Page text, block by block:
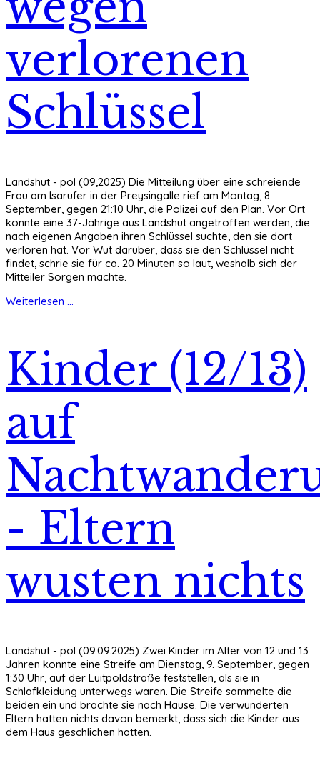
verlorenen
Schlüssel
Landshut - pol (09,2025) Die Mitteilung über eine schreiende
Frau am Isarufer in der Preysingalle rief am Montag, 8.
September, gegen 21:10 Uhr, die Polizei auf den Plan. Vor Ort
konnte eine 37-Jährige aus Landshut angetroffen werden, die
nach eigenen Angaben ihren Schlüssel suchte, den sie dort
verloren hat. Vor Wut darüber, dass sie den Schlüssel nicht
findet, schrie sie für ca. 20 Minuten so laut, weshalb sich der
Mitteiler Sorgen machte.
Weiterlesen ...
Kinder (12/13)
auf
- Eltern
wusten nichts
Landshut - pol (09.09.2025) Zwei Kinder im Alter von 12 und 13
Jahren konnte eine Streife am Dienstag, 9. September, gegen
1:30 Uhr, auf der Luitpoldstraße feststellen, als sie in
Schlafkleidung unterwegs waren. Die Streife sammelte die
beiden ein und brachte sie nach Hause. Die verwunderten
Eltern hatten nichts davon bemerkt, dass sich die Kinder aus
dem Haus geschlichen hatten.